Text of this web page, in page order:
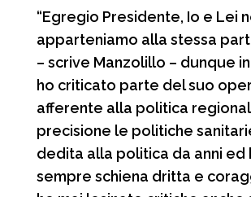
“Egregio Presidente, Io e Lei
apparteniamo alla stessa
– scrive Manzolillo – dunque
ho criticato parte del suo
afferente alla politica
precisione le politiche
dedita alla politica da anni ed
sempre schiena dritta e